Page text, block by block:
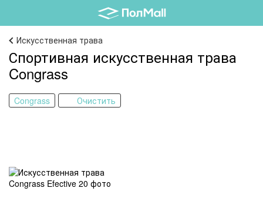
Искусственная трава
Спортивная искусственная трава
Congrass
Congrass Очистить